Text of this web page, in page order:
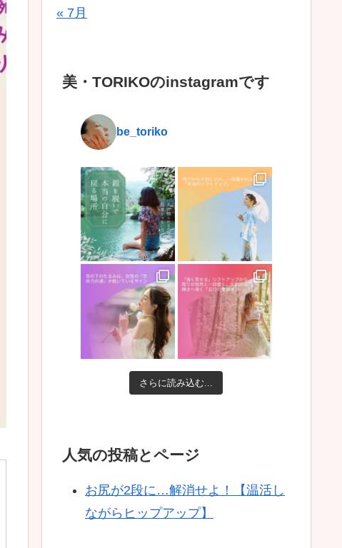
« 7月
美・TORIKOのinstagramです
be_toriko
さらに読み込む...
人気の投稿とページ
お尻が2段に…解消せよ！【温活し
ながらヒップアップ】